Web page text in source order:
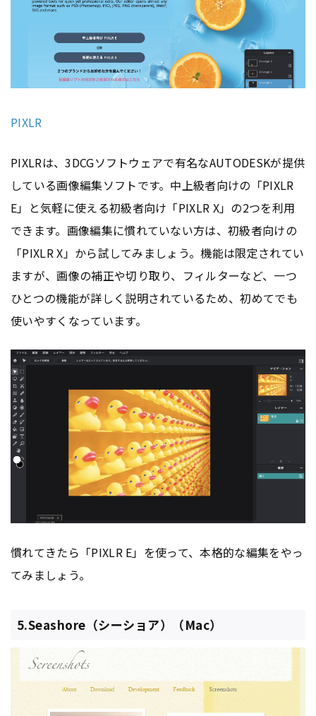
PIXLR
PIXLRは、3DCGソフトウェアで有名なAUTODESKが提供
している画像編集ソフトです。中上級者向けの「PIXLR
E」と気軽に使える初級者向け「PIXLR X」の2つを利用
できます。画像編集に慣れていない方は、初級者向けの
「PIXLR X」から試してみましょう。機能は限定されてい
ますが、画像の補正や切り取り、フィルターなど、一つ
ひとつの機能が詳しく説明されているため、初めてでも
使いやすくなっています。
慣れてきたら「PIXLR E」を使って、本格的な編集をやっ
てみましょう。
5.Seashore（シーショア）（Mac）